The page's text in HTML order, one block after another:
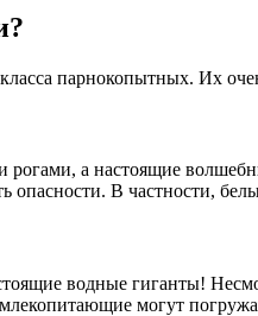
парнокопытных. Их
а настоящие
опасности. В частности,
водные гиганты!
могут